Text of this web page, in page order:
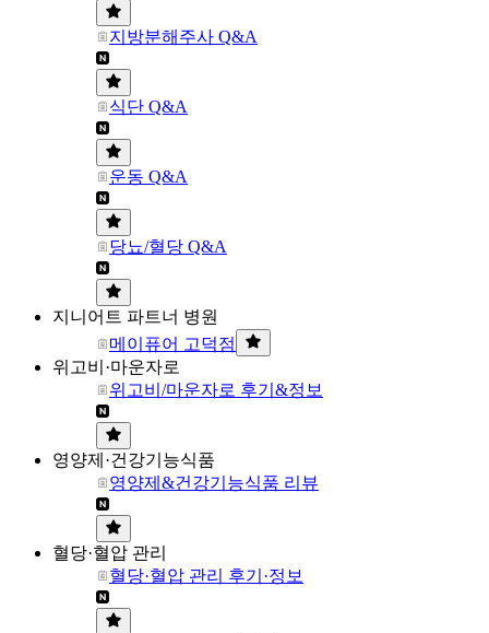
지방분해주사 Q&A
식단 Q&A
운동 Q&A
당뇨/혈당 Q&A
지니어트 파트너 병원
메이퓨어 고덕점
위고비·마운자로
위고비/마운자로 후기&정보
영양제·건강기능식품
영양제&건강기능식품 리뷰
혈당·혈압 관리
혈당·혈압 관리 후기·정보